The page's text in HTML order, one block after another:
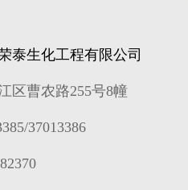
泰生化工程有限公司
区曹农路255号8幢
37013386